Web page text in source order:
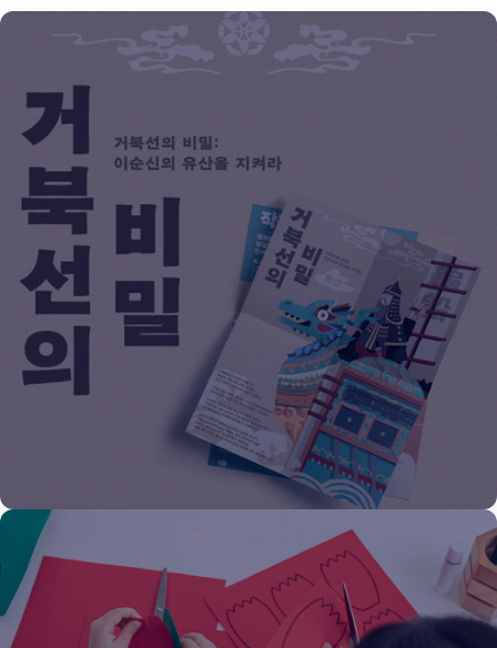
상설 프로그램
해설과 체험, 놀이가 결합된 다양한 상설 프로그램을 통해